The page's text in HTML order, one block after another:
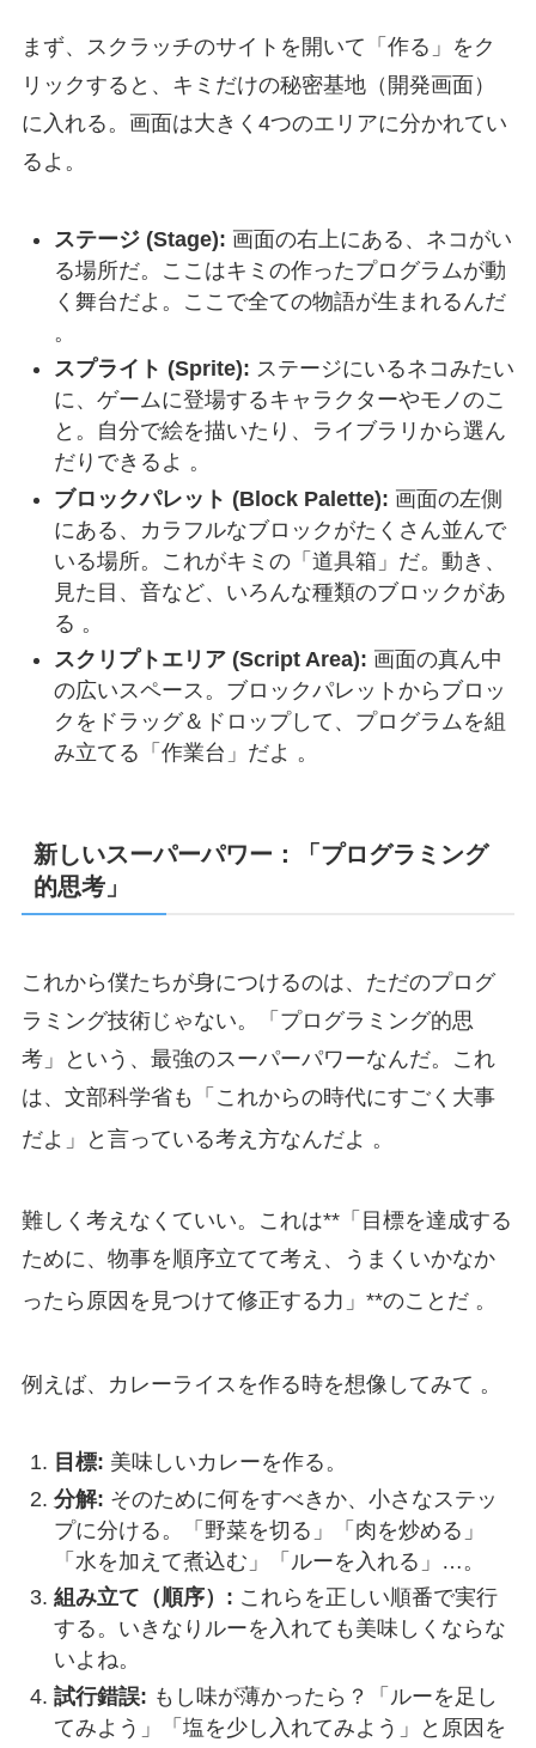
まず、スクラッチのサイトを開いて「作る」をク
リックすると、キミだけの秘密基地（開発画面）
に入れる。画面は大きく4つのエリアに分かれてい
るよ。
ステージ (Stage): 画面の右上にある、ネコがい
る場所だ。ここはキミの作ったプログラムが動
く舞台だよ。ここで全ての物語が生まれるんだ
。
スプライト (Sprite): ステージにいるネコみたい
に、ゲームに登場するキャラクターやモノのこ
と。自分で絵を描いたり、ライブラリから選ん
だりできるよ 。
ブロックパレット (Block Palette): 画面の左側
にある、カラフルなブロックがたくさん並んで
いる場所。これがキミの「道具箱」だ。動き、
見た目、音など、いろんな種類のブロックがあ
る 。
スクリプトエリア (Script Area): 画面の真ん中
の広いスペース。ブロックパレットからブロッ
クをドラッグ＆ドロップして、プログラムを組
み立てる「作業台」だよ 。
新しいスーパーパワー：「プログラミング
的思考」
これから僕たちが身につけるのは、ただのプログ
ラミング技術じゃない。「プログラミング的思
考」という、最強のスーパーパワーなんだ。これ
は、文部科学省も「これからの時代にすごく大事
だよ」と言っている考え方なんだよ 。
難しく考えなくていい。これは**「目標を達成する
ために、物事を順序立てて考え、うまくいかなか
ったら原因を見つけて修正する力」**のことだ 。
例えば、カレーライスを作る時を想像してみて 。
目標: 美味しいカレーを作る。
分解: そのために何をすべきか、小さなステッ
プに分ける。「野菜を切る」「肉を炒める」
「水を加えて煮込む」「ルーを入れる」…。
組み立て（順序）: これらを正しい順番で実行
する。いきなりルーを入れても美味しくならな
いよね。
試行錯誤: もし味が薄かったら？「ルーを足し
てみよう」「塩を少し入れてみよう」と原因を